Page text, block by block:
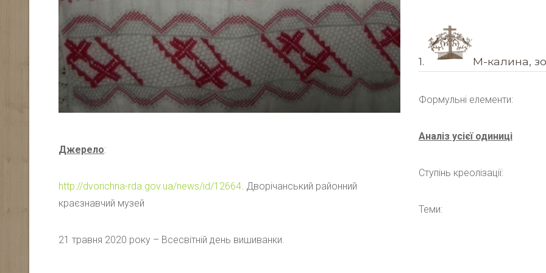
Джерело:
http://dvorichna-rda.gov.ua/news/id/12664. Дворічанський районний
краєзнавчий музей
21 травня 2020 року – Всесвітній день вишиванки.
1. М-калина,
Формульні елементи:
Аналіз усієї одиниці
Ступінь креолізації:
Теми: